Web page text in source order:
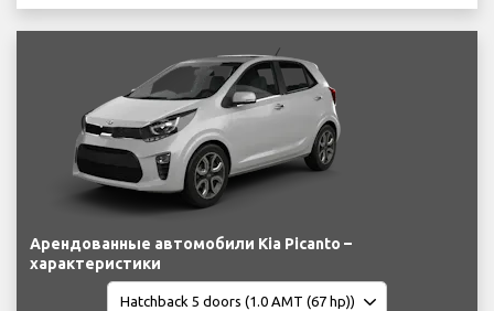
Арендованные автомобили Kia Picanto –
характеристики